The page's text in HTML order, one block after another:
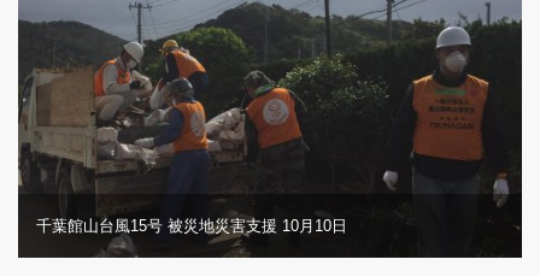
千葉館山台風15号 被災地災害支援 10月10日